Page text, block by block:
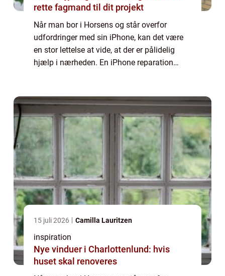
rette fagmand til dit projekt
Når man bor i Horsens og står overfor
udfordringer med sin iPhone, kan det være
en stor lettelse at vide, at der er pålidelig
hjælp i nærheden. En iPhone reparation
15 juli 2026 Camilla Lauritzen
inspiration
Nye vinduer i Charlottenlund: hvis
huset skal renoveres